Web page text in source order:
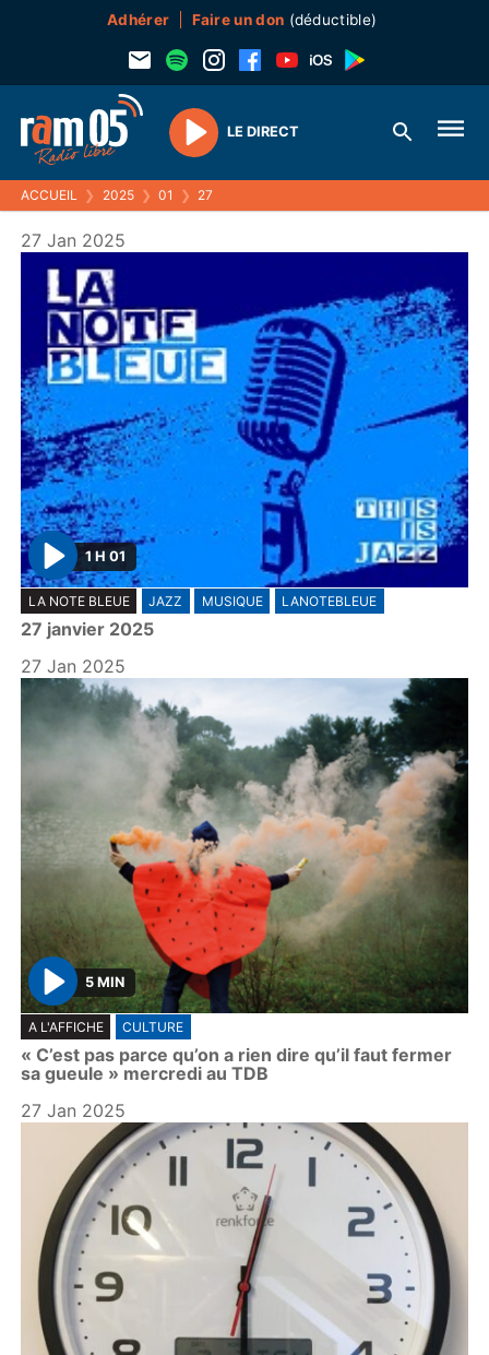
Adhérer Faire un don (déductible)
Play
LE DIRECT
ACCUEIL ❯ 2025 ❯ 01 ❯ 27
27 Jan 2025
P
l
a
y
1 H 01
LA NOTE BLEUE JAZZ MUSIQUE LANOTEBLEUE
27 janvier 2025
27 Jan 2025
P
l
a
y
5 MIN
A L'AFFICHE CULTURE
« C’est pas parce qu’on a rien dire qu’il faut fermer
sa gueule » mercredi au TDB
27 Jan 2025